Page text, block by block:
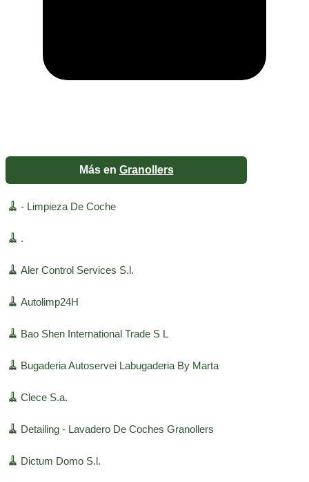
Más en Granollers
🧹 - Limpieza De Coche
🧹 .
🧹 Aler Control Services S.l.
🧹 Autolimp24H
🧹 Bao Shen International Trade S L
🧹 Bugaderia Autoservei Labugaderia By Marta
🧹 Clece S.a.
🧹 Detailing - Lavadero De Coches Granollers
🧹 Dictum Domo S.l.